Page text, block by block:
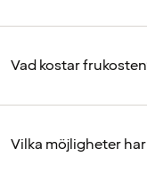
Vad kostar
Vilka möjligheter